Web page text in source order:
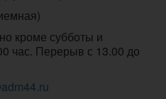
кроме субботы и
час. Перерыв с 13.00 до